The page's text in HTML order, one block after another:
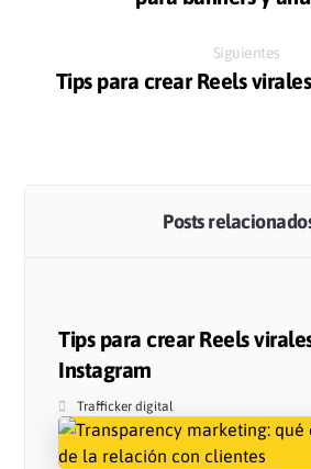
Siguientes
Tips para crear Reels
Posts
Tips para crear Reels
Instagram
Trafficker digital